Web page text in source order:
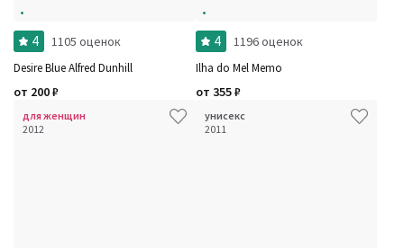
4 1105 оценок
Desire Blue Alfred Dunhill
от 200₽
4 1196 оценок
Ilha do Mel Memo
от 355₽
для женщин
2012
унисекс
2011